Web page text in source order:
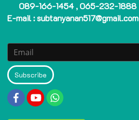
089-166-1454 , 065-232-1888
E-mail : subtanyanan517@gmail.com
Subscribe